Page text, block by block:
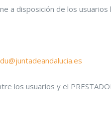
a disposición de los
los usuarios y el